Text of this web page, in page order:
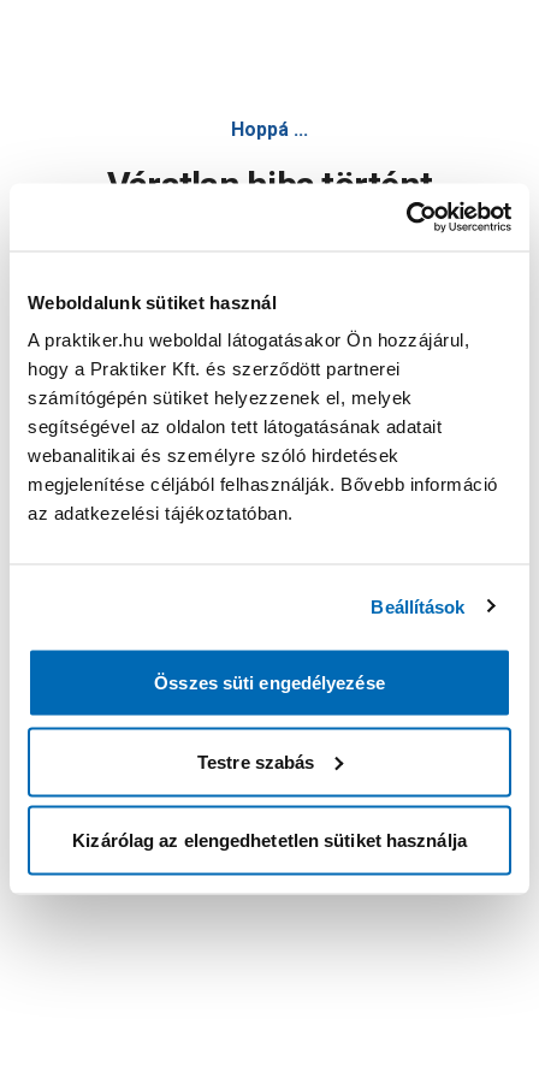
Weboldalunk sütiket használ
A praktiker.hu weboldal látogatásakor Ön hozzájárul,
hogy a Praktiker Kft. és szerződött partnerei
számítógépén sütiket helyezzenek el, melyek
segítségével az oldalon tett látogatásának adatait
webanalitikai és személyre szóló hirdetések
megjelenítése céljából felhasználják. Bővebb információ
az adatkezelési tájékoztatóban.
Beállítások
Összes süti engedélyezése
Testre szabás
Kizárólag az elengedhetetlen sütiket használja
Hoppá ...
Váratlan hiba történt
Oldal újratöltése